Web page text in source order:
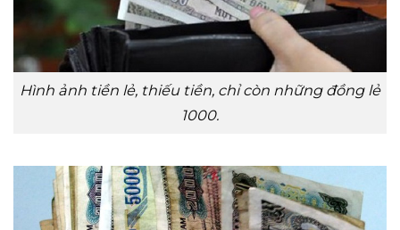
Hình ảnh tiền lẻ, thiếu tiền, chỉ còn những đồng lẻ
1000.